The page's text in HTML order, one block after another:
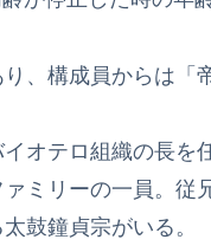
、構成員からは「
オテロ組織の長を
ミリーの一員。従
鼓鐘貞宗がいる。